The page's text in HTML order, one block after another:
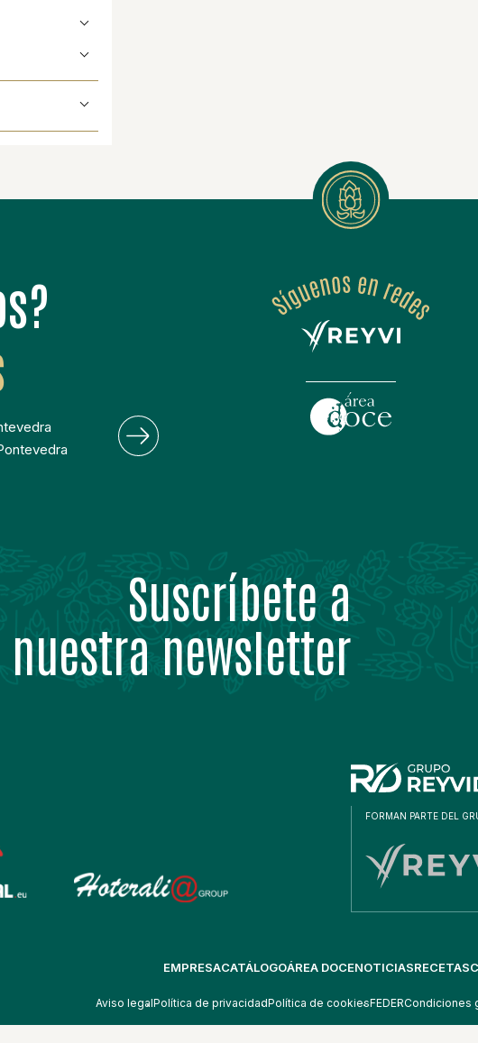
Suscríbete a
nuestra newsletter
FORMAN PARTE DEL
EMPRESACATÁLOGOÁREA DOCENOTICIASRECETAS
Aviso legalPolítica de privacidadPolítica de cookiesFEDERCondiciones